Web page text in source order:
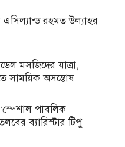
রহমত উল্যাহর
মসজিদের যাত্রা,
সাময়িক অসন্তোষ
পাবলিক
ব্যারিস্টার টিপু